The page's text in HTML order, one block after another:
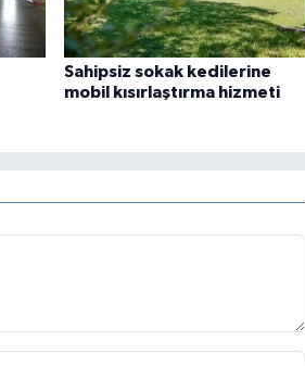
Sahipsiz sokak kedilerine
mobil kısırlaştırma hizmeti